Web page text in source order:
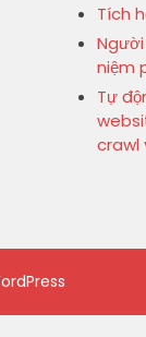
Tích
niệm
Tự
crawl